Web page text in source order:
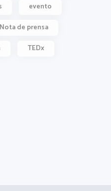
evento
Nota de prensa
TEDx